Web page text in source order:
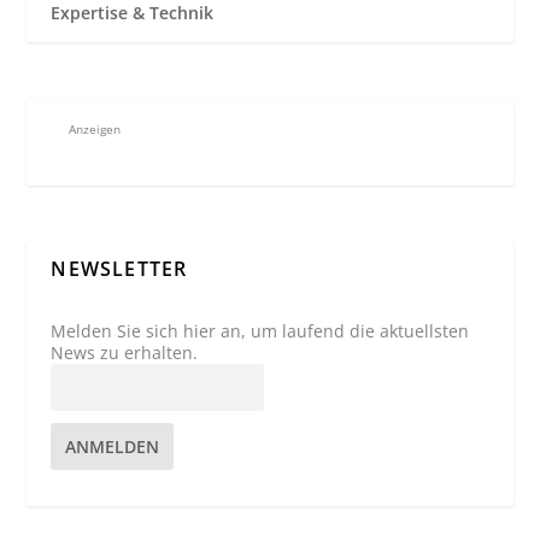
Expertise & Technik
Anzeigen
NEWSLETTER
Melden Sie sich hier an, um laufend die aktuellsten
News zu erhalten.
ANMELDEN